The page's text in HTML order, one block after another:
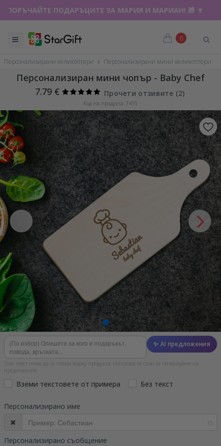
ПОРЪЧАЙТЕ ПОДАРЪЦИТЕ ЗА МАРИЯ И МАРИАН! 🎁 🍷
0
Персонализирани хеликоптери Персонализирани мини хеликоптери
Персонализиран мини чопър - Baby Chef
7.79 €
Прочети отзивите (2)
Код на продукта: 7415
✨ AI предложения
Този текст няма да се появи върху продукта. Използва се само за генериране на
предложения.
Вземи текстовете от примера Без текст
Персонализирано име
15
Персонализирано съобщение